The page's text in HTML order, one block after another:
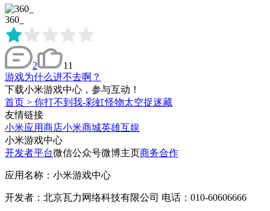
360_
2
11
游戏为什么进不去啊？
下载小米游戏中心，参与互动！
首页 > 你打不到我-彩虹怪物太空捉迷藏
友情链接
小米应用商店小米商城英雄互娱
小米游戏中心
开发者平台微信公众号微博主页商务合作
应用名称：小米游戏中心
开发者：北京瓦力网络科技有限公司 电话：010-60606666